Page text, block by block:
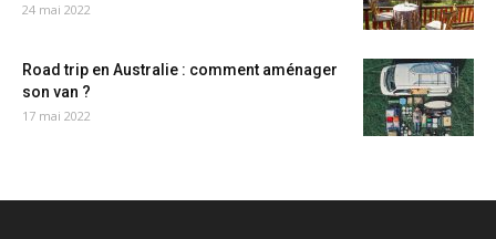
24 mai 2022
Road trip en Australie : comment aménager
son van ?
17 mai 2022